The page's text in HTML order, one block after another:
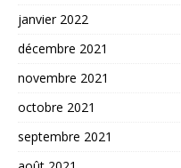
janvier 2022
décembre 2021
novembre 2021
octobre 2021
septembre 2021